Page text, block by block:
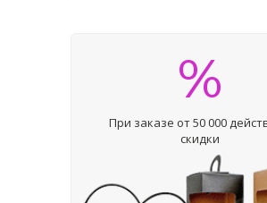
%
При заказе от 50 000
скидки